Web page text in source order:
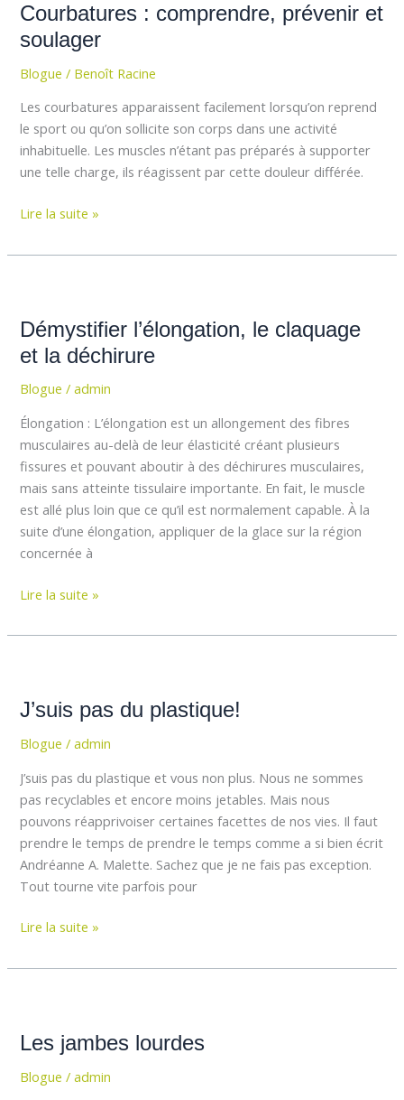
Courbatures : comprendre, prévenir et
soulager
Blogue / Benoît Racine
Les courbatures apparaissent facilement lorsqu’on reprend
le sport ou qu’on sollicite son corps dans une activité
inhabituelle. Les muscles n’étant pas préparés à supporter
une telle charge, ils réagissent par cette douleur différée.
comprendre,
prévenir
soulager
Lire la suite »
Démystifier l’élongation, le claquage
et la déchirure
Blogue /admin
Élongation : L’élongation est un allongement des fibres
musculaires au-delà de leur élasticité créant plusieurs
fissures et pouvant aboutir à des déchirures musculaires,
mais sans atteinte tissulaire importante. En fait, le muscle
est allé plus loin que ce qu’il est normalement capable. À la
suite d’une élongation, appliquer de la glace sur la région
concernée à
le
claquage
la
déchirure
Lire la suite »
J’suis pas du plastique!
Blogue /admin
J’suis pas du plastique et vous non plus. Nous ne sommes
pas recyclables et encore moins jetables. Mais nous
pouvons réapprivoiser certaines facettes de nos vies. Il faut
prendre le temps de prendre le temps comme a si bien écrit
Andréanne A. Malette. Sachez que je ne fais pas exception.
Tout tourne vite parfois pour
du
Lire la suite »
Les jambes lourdes
Blogue /admin
lourdes